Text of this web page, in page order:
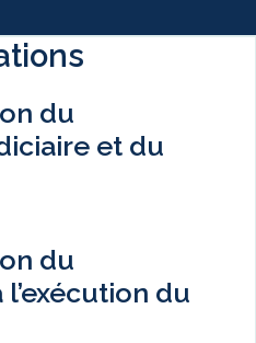
du
et du
du
du